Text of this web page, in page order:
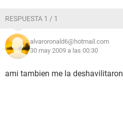
RESPUESTA 1 / 1
alvaroronald6@hotmail.com
30 may 2009 a las 00:30
ami tambien me la deshavilitaron